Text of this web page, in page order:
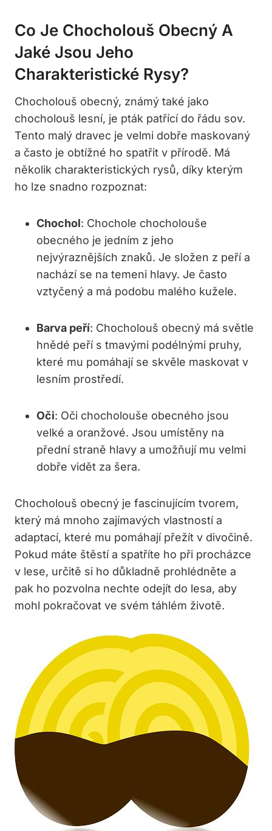
Co Je Chocholouš Obecný A
Jaké Jsou Jeho
Charakteristické Rysy?
Chocholouš obecný, známý také jako
chocholouš lesní, je pták patřící do řádu sov.
Tento malý dravec je velmi dobře maskovaný
a často je obtížné ho spatřit v přírodě. Má
několik charakteristických rysů, díky kterým
ho lze snadno rozpoznat:
Chochol: Chochole chocholouše
obecného je jedním z jeho
nejvýraznějších znaků. Je složen z peří a
nachází se na temeni hlavy. Je často
vztyčený a má podobu malého kužele.
Barva peří: Chocholouš obecný má světle
hnědé peří s tmavými podélnými pruhy,
které mu pomáhají se skvěle maskovat v
lesním prostředí.
Oči: Oči chocholouše obecného jsou
velké a oranžové. Jsou umístěny na
přední straně hlavy a umožňují mu velmi
dobře vidět za šera.
Chocholouš obecný je fascinujícím tvorem,
který má mnoho zajímavých vlastností a
adaptací, které mu pomáhají přežít v divočině.
Pokud máte štěstí a spatříte ho při procházce
v lese, určitě si ho důkladně prohlédněte a
pak ho pozvolna nechte odejít do lesa, aby
mohl pokračovat ve svém táhlém životě.